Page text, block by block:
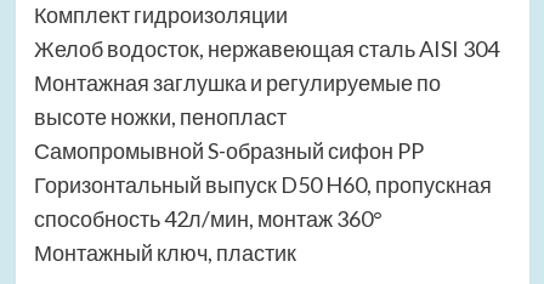
Комплект гидроизоляции
Желоб водосток, нержавеющая сталь AISI 304
Монтажная заглушка и регулируемые по
высоте ножки, пенопласт
Самопромывной S-образный сифон PP
Горизонтальный выпуск D50 H60, пропускная
способность 42л/мин, монтаж 360°
Монтажный ключ, пластик